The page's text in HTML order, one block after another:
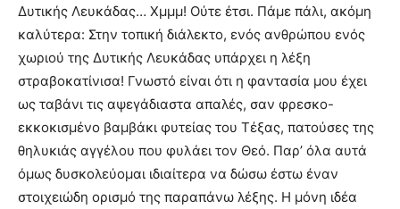
Δυτικής Λευκάδας… Χμμμ! Ούτε έτσι. Πάμε πάλι, ακόμη
καλύτερα: Στην τοπική διάλεκτο, ενός ανθρώπου ενός
χωριού της Δυτικής Λευκάδας υπάρχει η λέξη
στραβοκατίνισα! Γνωστό είναι ότι η φαντασία μου έχει
ως ταβάνι τις αψεγάδιαστα απαλές, σαν φρεσκο-
εκκοκισμένο βαμβάκι φυτείας του Τέξας, πατούσες της
θηλυκιάς αγγέλου που φυλάει τον Θεό. Παρ’ όλα αυτά
όμως δυσκολεύομαι ιδιαίτερα να δώσω έστω έναν
στοιχειώδη ορισμό της παραπάνω λέξης. Η μόνη ιδέα